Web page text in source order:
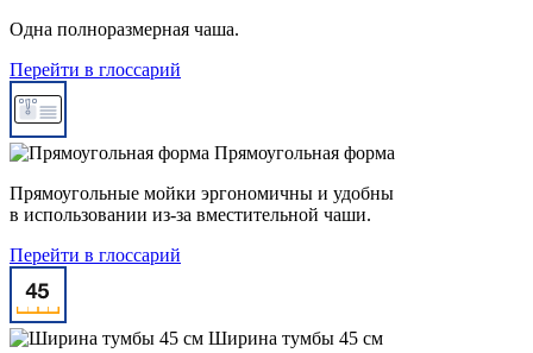
Одна полноразмерная чаша.
Перейти в глоссарий
Прямоугольная форма
Прямоугольные мойки эргономичны и удобны
в использовании из-за вместительной чаши.
Перейти в глоссарий
Ширина тумбы 45 см